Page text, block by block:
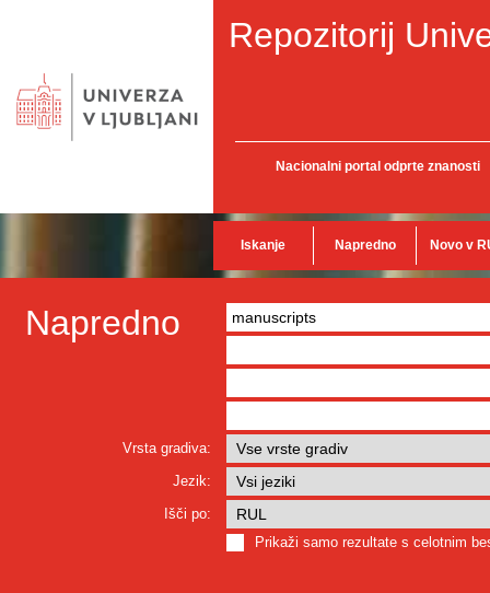
Repozitorij
Nacionalni portal odprte znanosti
Iskanje Napredno Novo v
Napredno
Vrsta gradiva:
Jezik:
Išči po:
Prikaži samo rezultate s celotnim